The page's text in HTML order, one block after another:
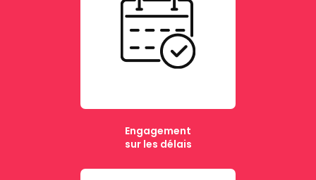
Engagement
sur les délais